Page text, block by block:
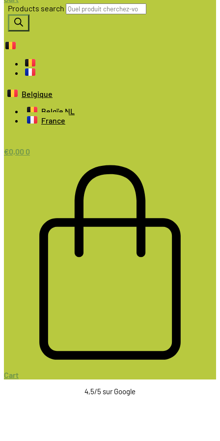
Products search
Belgique
Belgïe NL
France
€0,00 0
Cart
4,5/5 sur Google